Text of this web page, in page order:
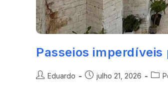
Passeios imperdíveis
Eduardo julho 21, 2026